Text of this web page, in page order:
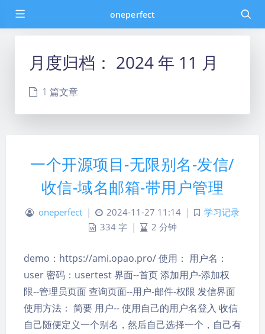
oneperfect
月度归档： 2024 年 11 月
1 篇文章
一个开源项目-无限别名-发信/
收信-域名邮箱-带用户管理
oneperfect | 2024-11-27 11:14 |
学习记录
334 字 | 2 分钟
demo：https://ami.opao.pro/ 使用： 用户名：
user 密码：usertest 界面--首页 添加用户-添加权
限--管理员页面 查询页面--用户-邮件-权限 发信界面
使用方法： 简要 用户-- 使用自己的用户名登入 收信
自己随便定义一个别名，然后自己选择一个，自己有